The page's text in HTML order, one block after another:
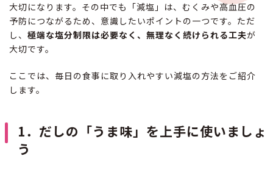
大切になります。その中でも「減塩」は、むくみや高血圧の
予防につながるため、意識したいポイントの一つです。ただ
し、 極端な塩分制限は必要なく、無理なく続けられる工夫が
大切です。
ここでは、毎日の食事に取り入れやすい減塩の方法をご紹介
します。
1．だしの「うま味」を上手に使いましょ
う